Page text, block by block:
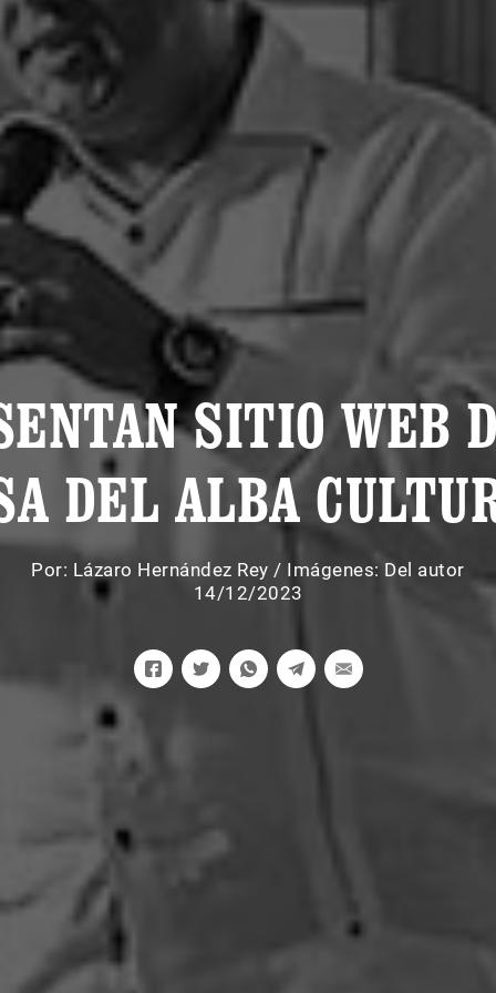
SITIO WEB
DEL ALBA
Por: Lázaro Hernández Rey / Imágenes: Del autor
14/12/2023